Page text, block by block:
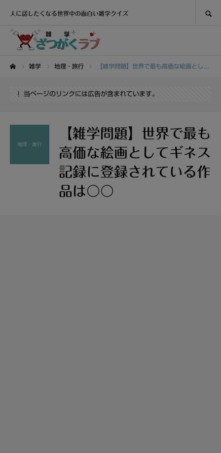
人に話したくなる世界中の面白い雑学クイズ
雑学 地理・旅行 【雑学問題】世界で最も高価な絵画としてギネス記録に登録されている作品は〇〇
当ページのリンクには広告が含まれています。
地理・旅行
【雑学問題】世界で最も
高価な絵画としてギネス
記録に登録されている作
品は〇〇